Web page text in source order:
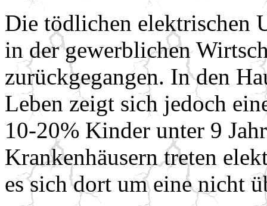
Die tödlichen elektrischen
in der gewerblichen
zurückgegangen. In den
Leben zeigt sich jedoch
10-20% Kinder unter 9
Krankenhäusern treten
es sich dort um eine nicht